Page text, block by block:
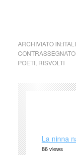
ARCHIVIATO IN:
POETI, RISVOLTI
La ninna
86 views